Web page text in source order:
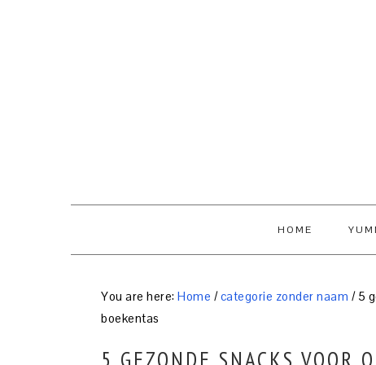
HOME
You are here: Home / categorie zonder naam /5
boekentas
5 GEZONDE SNACKS VOOR